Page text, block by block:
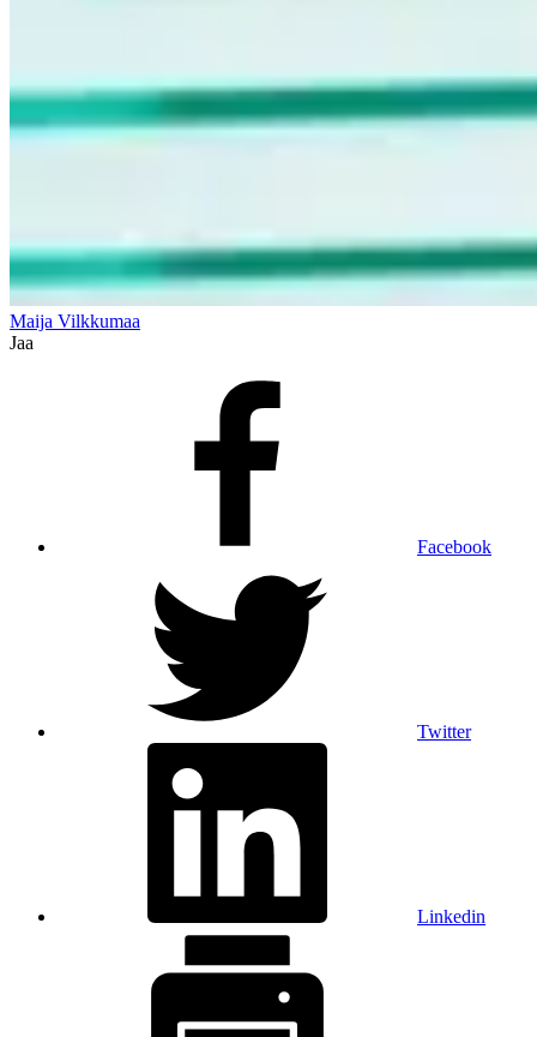
Maija Vilkkumaa
Jaa
Facebook
Twitter
Linkedin